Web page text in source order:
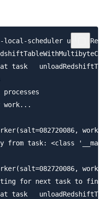
scheduler
task
processes
work...
from task: <class
for next task to
task